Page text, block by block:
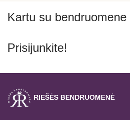
Kartu su bendruomene
Prisijunkite!
RIEŠĖS BENDRUOMENĖ